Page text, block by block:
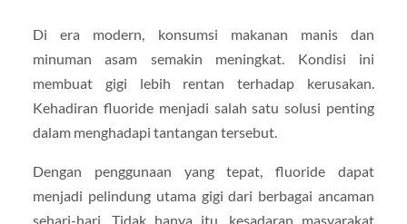
Di era modern, konsumsi makanan manis dan
minuman asam semakin meningkat. Kondisi ini
membuat gigi lebih rentan terhadap kerusakan.
Kehadiran fluoride menjadi salah satu solusi penting
dalam menghadapi tantangan tersebut.
Dengan penggunaan yang tepat, fluoride dapat
menjadi pelindung utama gigi dari berbagai ancaman
sehari-hari. Tidak hanya itu, kesadaran masyarakat